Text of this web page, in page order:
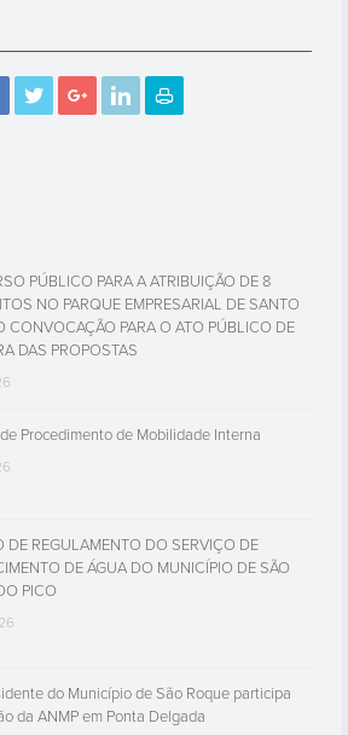
PÚBLICO PARA A ATRIBUIÇÃO DE 8
NO PARQUE EMPRESARIAL DE SANTO
CONVOCAÇÃO PARA O ATO PÚBLICO DE
DAS PROPOSTAS
Procedimento de Mobilidade Interna
DE REGULAMENTO DO SERVIÇO DE
DE ÁGUA DO MUNICÍPIO DE SÃO
PICO
do Município de São Roque participa
da ANMP em Ponta Delgada